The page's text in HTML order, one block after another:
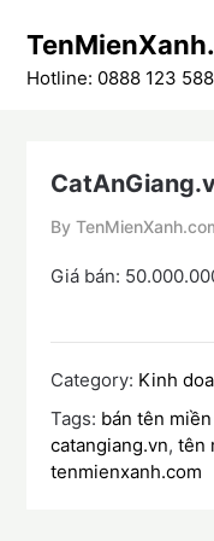
content
Hotline: 0888 123 588
By
Giá bán:
Category: Kinh
Tags: bán tên
catangiang.vn,tên
tenmienxanh.com